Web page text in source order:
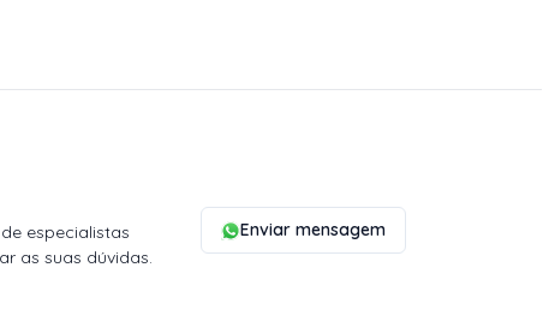
especialistas
as suas dúvidas.
Enviar mensagem